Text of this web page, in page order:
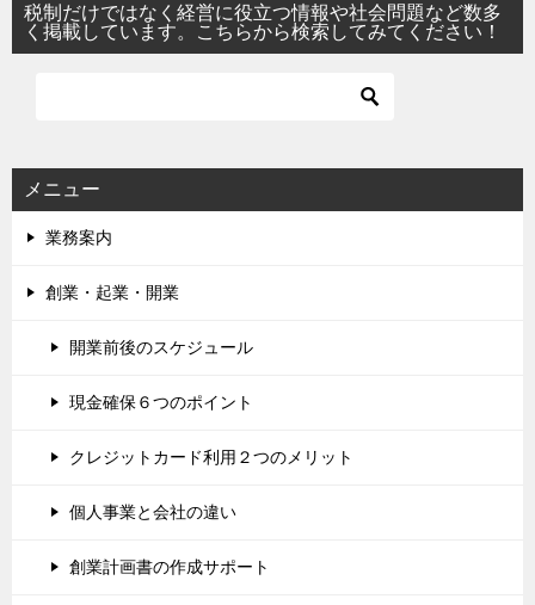
税制だけではなく経営に役立つ情報や社会問題など数多
く掲載しています。こちらから検索してみてください！
メニュー
業務案内
創業・起業・開業
開業前後のスケジュール
現金確保６つのポイント
クレジットカード利用２つのメリット
個人事業と会社の違い
創業計画書の作成サポート